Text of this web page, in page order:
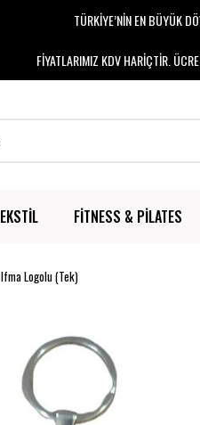
TÜRKİYE’NİN EN BÜYÜK
FİYATLARIMIZ KDV HARİÇTİR.
FİTNESS & PİLATES
Logolu (Tek)